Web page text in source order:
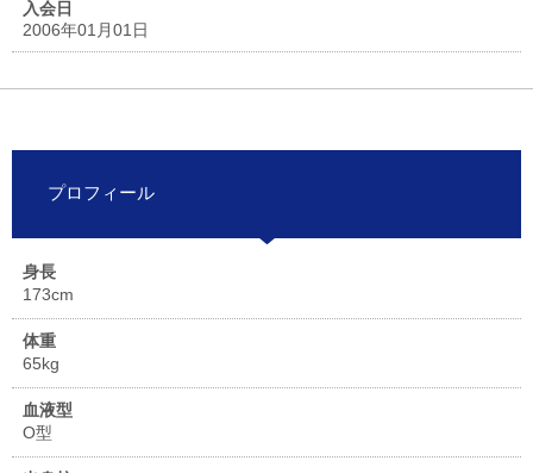
入会日
2006年01月01日
プロフィール
身長
173cm
体重
65kg
血液型
O型